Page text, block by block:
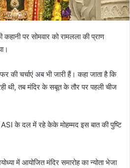
कहानी पर सोमवार को रामलला की प्राण
की चर्चाएं अब भी जारी हैं। कहा जाता है कि
तब मंदिर के सबूत के तौर पर पहली चीज
ASI के दल में रहे केके मोहम्मद इस बात की पुष्टि
में आयोजित मंदिर समारोह का न्योता भेजा